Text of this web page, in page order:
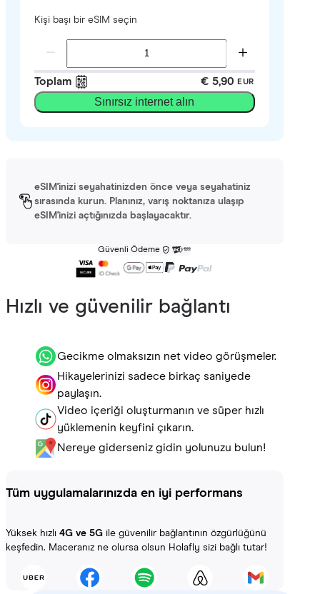
Kişi başı bir eSIM seçin
Toplam € 5,90 EUR
Sınırsız internet alın
eSIM'inizi seyahatinizden önce veya seyahatiniz
sırasında kurun. Planınız, varış noktanıza ulaşıp
eSIM'inizi açtığınızda başlayacaktır.
Güvenli Ödeme
Hızlı ve güvenilir bağlantı
Gecikme olmaksızın net video görüşmeler.
Hikayelerinizi sadece birkaç saniyede
paylaşın.
Video içeriği oluşturmanın ve süper hızlı
yüklemenin keyfini çıkarın.
Nereye giderseniz gidin yolunuzu bulun!
Tüm uygulamalarınızda en iyi performans
Yüksek hızlı 4G ve 5G ile güvenilir bağlantının özgürlüğünü
keşfedin. Maceranız ne olursa olsun Holafly sizi bağlı tutar!